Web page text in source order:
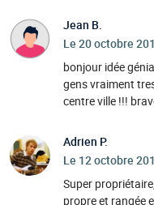
Jean B.
Le 20 octobre
bonjour idée
gens vraiment
centre ville !!!
Adrien P.
Le 12 octobre
Super
propre et rangée